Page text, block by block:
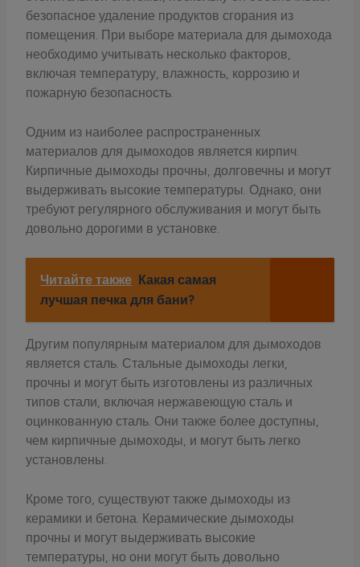
безопасное удаление продуктов сгорания из
помещения. При выборе материала для дымохода
необходимо учитывать несколько факторов,
включая температуру, влажность, коррозию и
пожарную безопасность.
Одним из наиболее распространенных
материалов для дымоходов является кирпич.
Кирпичные дымоходы прочны, долговечны и могут
выдерживать высокие температуры. Однако, они
требуют регулярного обслуживания и могут быть
довольно дорогими в установке.
Читайте также Какая самая
лучшая печка для бани?
Другим популярным материалом для дымоходов
является сталь. Стальные дымоходы легки,
прочны и могут быть изготовлены из различных
типов стали, включая нержавеющую сталь и
оцинкованную сталь. Они также более доступны,
чем кирпичные дымоходы, и могут быть легко
установлены.
Кроме того, существуют также дымоходы из
керамики и бетона. Керамические дымоходы
прочны и могут выдерживать высокие
температуры, но они могут быть довольно